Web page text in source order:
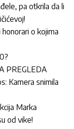
pa otkrila da li
o kojima
PREGLEDA
Kamera snimila
Marka
od vike!